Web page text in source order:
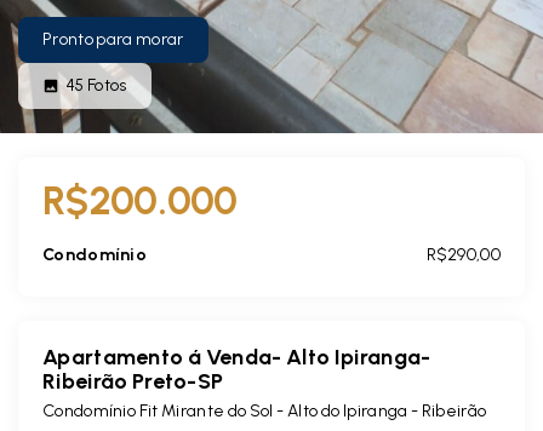
Pronto para morar
45 Fotos
R$200.000
Condomínio R$290,00
Apartamento á Venda- Alto Ipiranga-
Ribeirão Preto-SP
Condomínio Fit Mirante do Sol -Alto do Ipiranga - Ribeirão